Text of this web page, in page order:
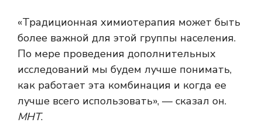
«Традиционная химиотерапия может быть
более важной для этой группы населения.
По мере проведения дополнительных
исследований мы будем лучше понимать,
как работает эта комбинация и когда ее
лучше всего использовать», — сказал он.
МНТ.